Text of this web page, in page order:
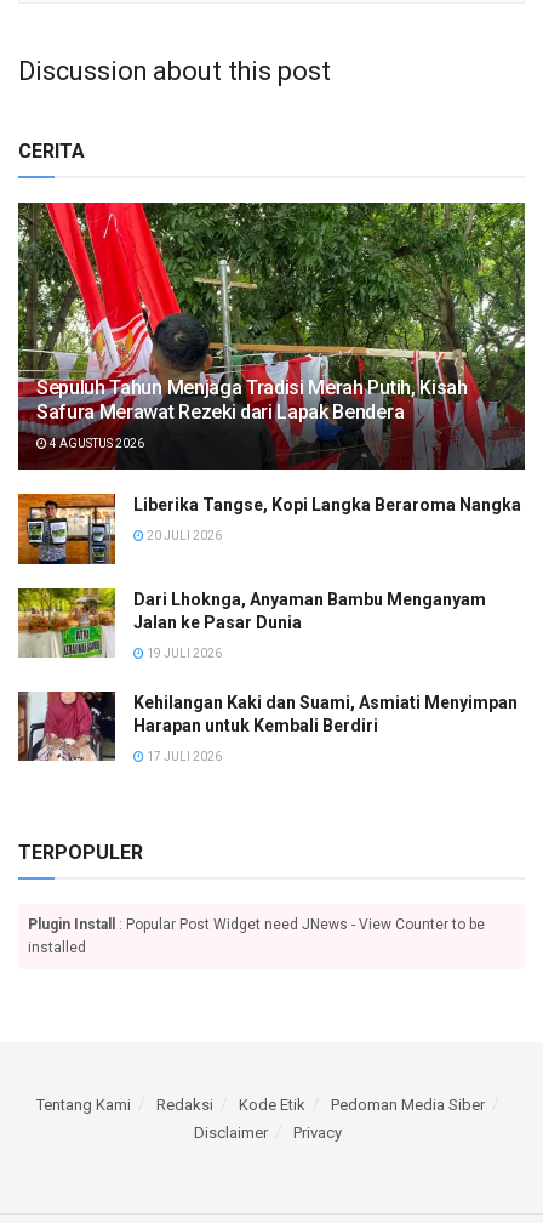
Discussion about this post
CERITA
Sepuluh Tahun Menjaga Tradisi Merah Putih, Kisah
Safura Merawat Rezeki dari Lapak Bendera
4 AGUSTUS 2026
Liberika Tangse, Kopi Langka Beraroma Nangka
20 JULI 2026
Dari Lhoknga, Anyaman Bambu Menganyam
Jalan ke Pasar Dunia
19 JULI 2026
Kehilangan Kaki dan Suami, Asmiati Menyimpan
Harapan untuk Kembali Berdiri
17 JULI 2026
TERPOPULER
Plugin Install
: Popular Post Widget need JNews - View Counter to be
installed
Tentang Kami Redaksi Kode Etik
Pedoman Media Siber
Disclaimer
Privacy